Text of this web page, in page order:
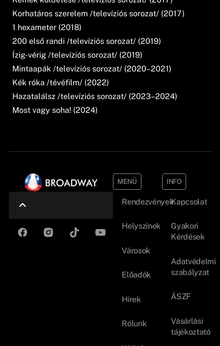
Korhatáros szerelem /televíziós sorozat/ (2017)
1 hexameter (2018)
200 első randi /televíziós sorozat/ (2019)
Ízig-vérig /televíziós sorozat/ (2019)
Mintaapák /televíziós sorozat/ (2020–2021)
Kék róka /tévéfilm/ (2022)
Hazatalálsz /televíziós sorozat/ (2023–2024)
Most vagy soha! (2024)
MENÜ
Rendezvények
Helyszínek
Városok
Előadók
Hírek
Rólunk
INFO
Kapcsolat
Gyakori
Kérdések
Adatvédelmi
szabályzat
ÁSZF
Vásárlási
tájékoztató